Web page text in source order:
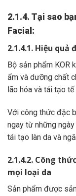
2.1.4. Tại sao
Facial:
2.1.4.1. Hiệu quả
Bộ sản phẩm KOR
ẩm và dưỡng chất
lão hóa và tái tạo tế
Với công thức đặc
ngay từ những
tái tạo làn da và
2.1.4.2. Công
mọi loại da
Sản phẩm được